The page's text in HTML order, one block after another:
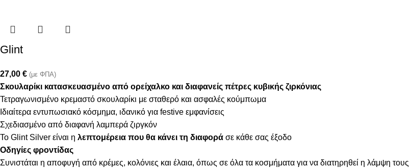
Glint
27,00 € (με ΦΠΑ)
Σκουλαρίκι κατασκευασμένο από ορείχαλκο και διαφανείς πέτρες κυβικής ζιρκόνιας
Τετραγωνισμένο κρεμαστό σκουλαρίκι με σταθερό και ασφαλές κούμπωμα
Ιδιαίτερα εντυπωσιακό κόσμημα, ιδανικό για festive εμφανίσεις
Σχεδιασμένο από διαφανή λαμπερά ζιργκόν
Το Glint Silver είναι η λεπτομέρεια που θα κάνει τη διαφορά σε κάθε σας έξοδο
Οδηγίες φροντίδας
Συνιστάται η αποφυγή από κρέμες, κολόνιες και έλαια, όπως σε όλα τα κοσμήματα για να διατηρηθεί η λάμψη τους